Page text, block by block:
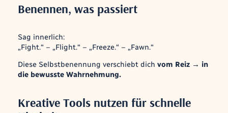
Benennen, was passiert
Sag innerlich:
„Fight.“ – „Flight.“ – „Freeze.“ – „Fawn.“
Diese Selbstbenennung verschiebt dich vom Reiz → in
die bewusste Wahrnehmung.
Kreative Tools nutzen für schnelle